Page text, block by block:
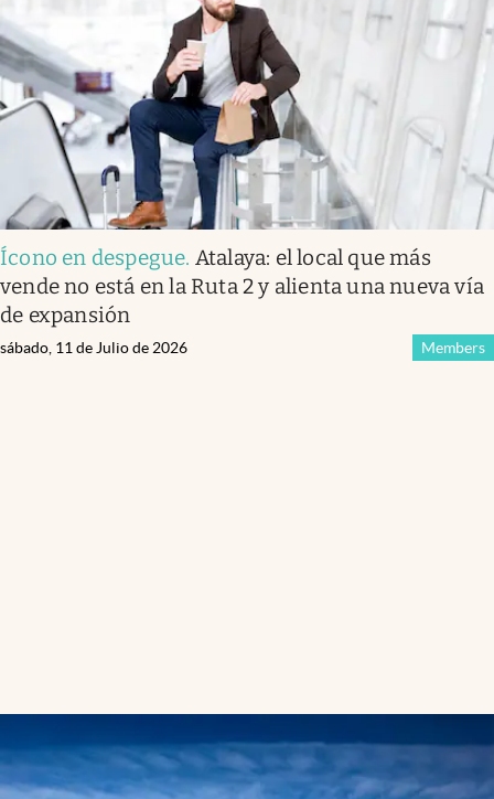
Ícono en despegue. Atalaya: el local que más
vende no está en la Ruta 2 y alienta una nueva vía
de expansión
Members
sábado, 11 de Julio de 2026